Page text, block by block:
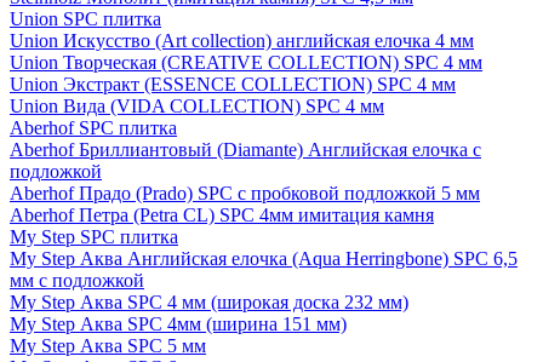
Union SPC плитка
Union Искусство (Art collection) английская елочка 4 мм
Union Творческая (CREATIVE COLLECTION) SPC 4 мм
Union Экстракт (ESSENCE COLLECTION) SPC 4 мм
Union Вида (VIDA COLLECTION) SPC 4 мм
Aberhof SPC плитка
Aberhof Бриллиантовый (Diamante) Английская елочка с
подложкой
Aberhof Прадо (Prado) SPC с пробковой подложкой 5 мм
Aberhof Петра (Petra CL) SPC 4мм имитация камня
My Step SPC плитка
My Step Аква Английская елочка (Aqua Herringbone) SPC 6,5
мм с подложкой
My Step Аква SPC 4 мм (широкая доска 232 мм)
My Step Аква SPC 4мм (ширина 151 мм)
My Step Аква SPC 5 мм